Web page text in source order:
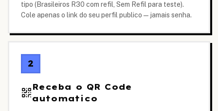
tipo (Brasileiros R30 com refil, Sem Refil para teste).
Cole apenas o link do seu perfil publico — jamais senha.
2
Receba o QR Code
automatico